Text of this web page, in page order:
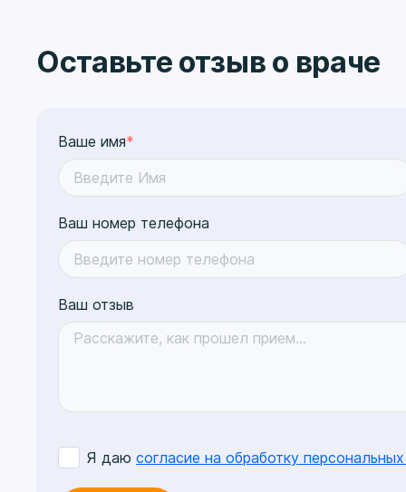
Оставьте отзыв о враче
Ваше имя*
Ваш номер телефона
Ваш отзыв
Я даю согласие на обработку